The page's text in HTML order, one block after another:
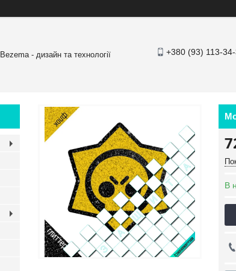
Bezema - дизайн та технології +380 (93) 113-
В